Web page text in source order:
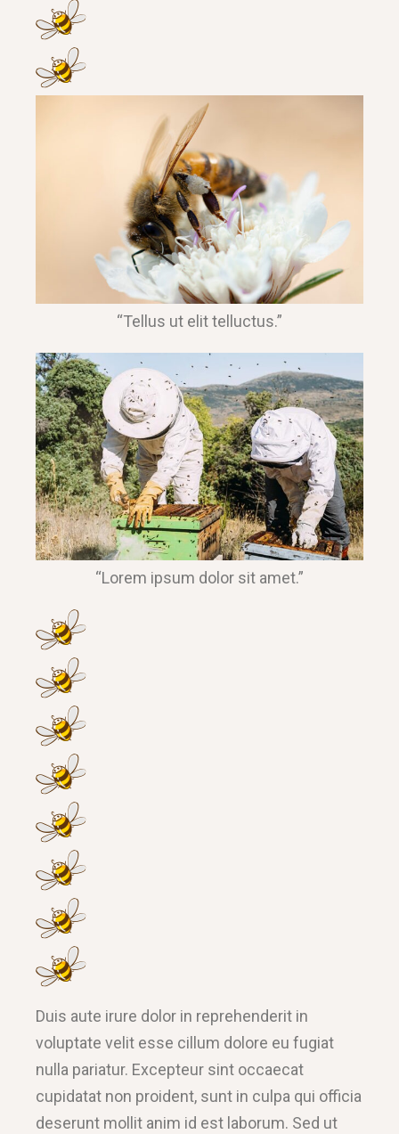
“Tellus ut elit telluctus.”
“Lorem ipsum dolor sit amet.”
Duis aute irure dolor in reprehenderit in
voluptate velit esse cillum dolore eu fugiat
nulla pariatur. Excepteur sint occaecat
cupidatat non proident, sunt in culpa qui officia
deserunt mollit anim id est laborum. Sed ut